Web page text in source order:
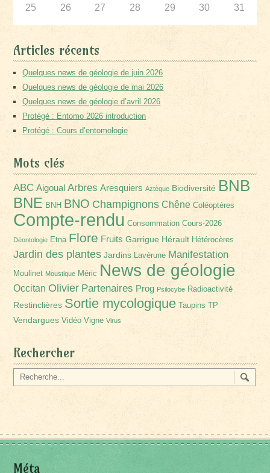
25 26 27 28 29 30 31
Articles récents
Quelques news de géologie de juin 2026
Quelques news de géologie de mai 2026
Quelques news de géologie d’avril 2026
Protégé : Entomo 2026 introduction
Protégé : Cours d’entomologie
Mots clés
ABC Aigoual Arbres Aresquiers Aztèque Biodiversité BNB
BNE BNH BNO Champignons Chêne Coléoptères
Compte-rendu Consommation Cours-2026
Déontologie Etna Flore Fruits Garrigue Hérault Hétérocères
Jardin des plantes Jardins Lavérune Manifestation
Moulinet Moustique Méric News de géologie
Occitan Olivier Partenaires Prog Psilocybe Radioactivité
Restinclières Sortie mycologique Taupins TP
Vendargues Vidéo Vigne Virus
Rechercher
Méta